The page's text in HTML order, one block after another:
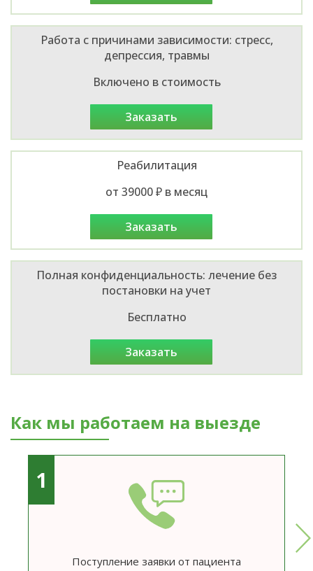
Работа с причинами зависимости: стресс,
депрессия, травмы
Включено в стоимость
заказать
Реабилитация
от 39000 ₽ в месяц
заказать
Полная конфиденциальность: лечение без
постановки на учет
Бесплатно
заказать
Как мы работаем на выезде
1
Поступление заявки от пациента